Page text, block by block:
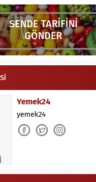
SENDE TARİFİNİ
GÖNDER
Yemek24
yemek24